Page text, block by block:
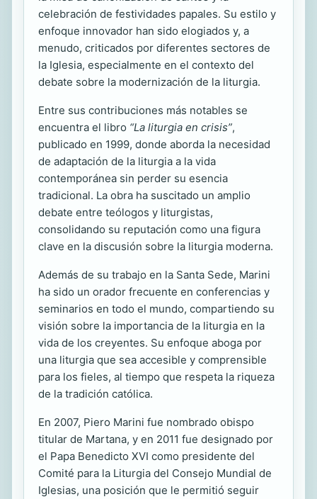
celebración de festividades papales. Su estilo y
enfoque innovador han sido elogiados y, a
menudo, criticados por diferentes sectores de
la Iglesia, especialmente en el contexto del
debate sobre la modernización de la liturgia.
Entre sus contribuciones más notables se
encuentra el libro “La liturgia en crisis”,
publicado en 1999, donde aborda la necesidad
de adaptación de la liturgia a la vida
contemporánea sin perder su esencia
tradicional. La obra ha suscitado un amplio
debate entre teólogos y liturgistas,
consolidando su reputación como una figura
clave en la discusión sobre la liturgia moderna.
Además de su trabajo en la Santa Sede, Marini
ha sido un orador frecuente en conferencias y
seminarios en todo el mundo, compartiendo su
visión sobre la importancia de la liturgia en la
vida de los creyentes. Su enfoque aboga por
una liturgia que sea accesible y comprensible
para los fieles, al tiempo que respeta la riqueza
de la tradición católica.
En 2007, Piero Marini fue nombrado obispo
titular de Martana, y en 2011 fue designado por
el Papa Benedicto XVI como presidente del
Comité para la Liturgia del Consejo Mundial de
Iglesias, una posición que le permitió seguir